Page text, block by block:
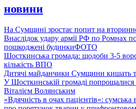
новини
На Сумщині зростає попит на
Внаслідок удару армії РФ по Ромнах
пошкоджені будинкиФОТО
Шосткинська громада: щодоби 3-5
кількість ВПО
Дитячі майданчики Сумщини кишать
У Шосткинській громаді попрощалися
Віталієм Волянським
«Вдячність в очах пацієнтів»: сумська